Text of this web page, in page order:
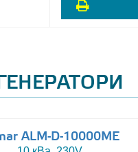
ALM-D-10000ME